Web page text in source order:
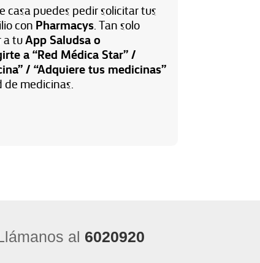
casa puedes pedir solicitar tus
con Pharmacys. Tan solo
a tuApp Saludsa o
a “Red Médica Star” /
/ “Adquiere tus medicinas”
de medicinas.
al 6020920